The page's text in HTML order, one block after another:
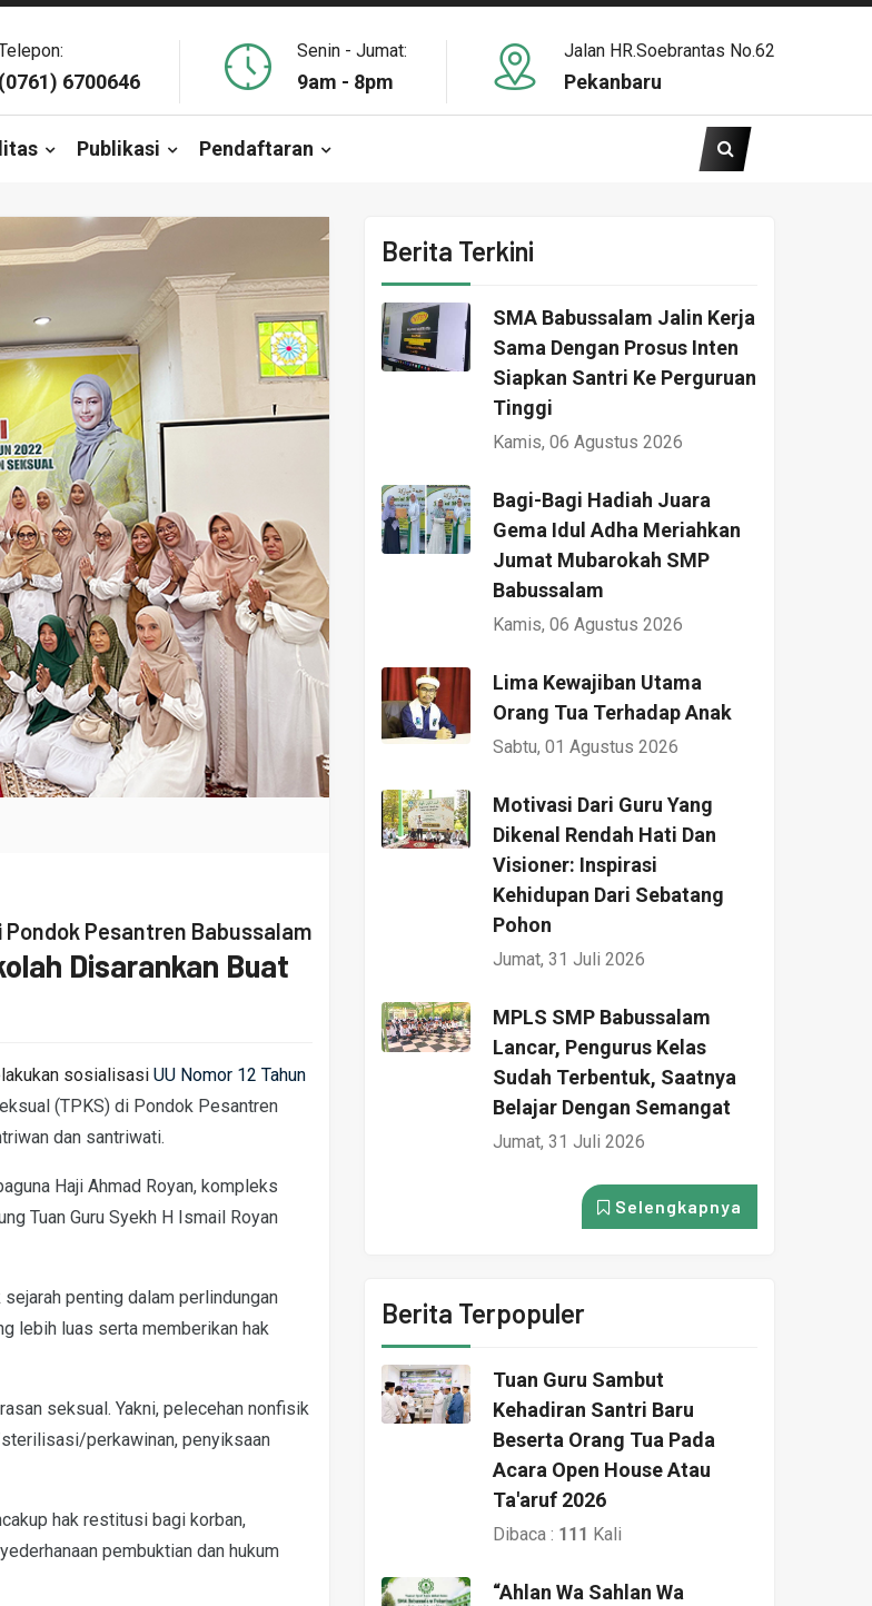
(0761) 6700646
Senin - Jumat:
9am - 8pm
Jalan HR.Soebrantas No.62
Pekanbaru
Publikasi Pendaftaran
Pondok Pesantren Babussalam
Disarankan Buat
sosialisasi UU Nomor 12 Tahun
(TPKS) di Pondok Pesantren
dan santriwati.
Haji Ahmad Royan, kompleks
Tuan Guru Syekh H Ismail Royan
penting dalam perlindungan
lebih luas serta memberikan hak
seksual. Yakni, pelecehan nonfisik
perkawinan, penyiksaan
hak restitusi bagi korban,
pembuktian dan hukum
Berita Terkini
SMA Babussalam Jalin Kerja
Sama Dengan Prosus Inten
Siapkan Santri Ke Perguruan
Tinggi
Kamis, 06 Agustus 2026
Bagi-Bagi Hadiah Juara
Gema Idul Adha Meriahkan
Jumat Mubarokah SMP
Babussalam
Kamis, 06 Agustus 2026
Lima Kewajiban Utama
Orang Tua Terhadap Anak
Sabtu, 01 Agustus 2026
Motivasi Dari Guru Yang
Dikenal Rendah Hati Dan
Visioner: Inspirasi
Kehidupan Dari Sebatang
Pohon
Jumat, 31 Juli 2026
MPLS SMP Babussalam
Lancar, Pengurus Kelas
Sudah Terbentuk, Saatnya
Belajar Dengan Semangat
Jumat, 31 Juli 2026
Selengkapnya
Berita Terpopuler
Tuan Guru Sambut
Kehadiran Santri Baru
Beserta Orang Tua Pada
Acara Open House Atau
Ta'aruf 2026
Dibaca : 111 Kali
“Ahlan Wa Sahlan Wa